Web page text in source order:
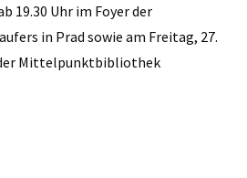
19.30 Uhr im Foyer der
in Prad sowie am Freitag, 27.
Mittelpunktbibliothek